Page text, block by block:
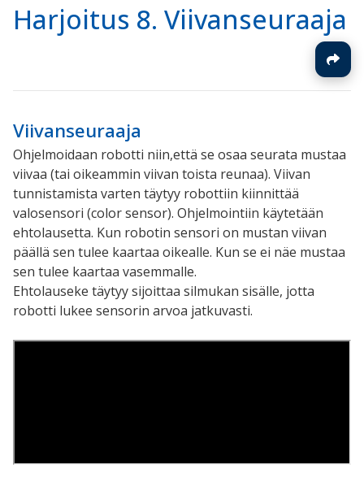
Harjoitus 8. Viivanseuraaja
Viivanseuraaja
Ohjelmoidaan robotti niin,että se osaa seurata mustaa
viivaa (tai oikeammin viivan toista reunaa). Viivan
tunnistamista varten täytyy robottiin kiinnittää
valosensori (color sensor). Ohjelmointiin käytetään
ehtolausetta. Kun robotin sensori on mustan viivan
päällä sen tulee kaartaa oikealle. Kun se ei näe mustaa
sen tulee kaartaa vasemmalle.
Ehtolauseke täytyy sijoittaa silmukan sisälle, jotta
robotti lukee sensorin arvoa jatkuvasti.